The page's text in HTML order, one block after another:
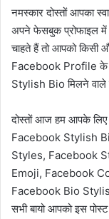
नमस्कार दोस्तों आपका
अपने फेसबुक प्रोफाइल
चाहते हैं तो आपको किसी
Facebook Profile के
Stylish Bio मिलने वाले
दोस्तों आज हम आपके
Facebook Stylish
Styles, Facebook
Emoji, Facebook
Facebook Bio
सभी बायो आपको इस